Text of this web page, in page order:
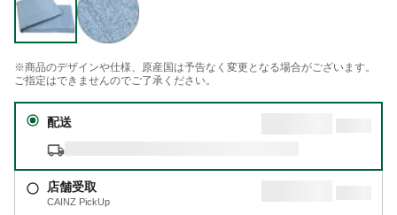
※商品のデザインや仕様、原産国は予告なく変更となる場合がございます。
ご指定はできませんのでご了承ください。
配送
店舗受取
CAINZ PickUp